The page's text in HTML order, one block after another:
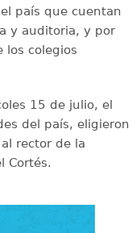
país que cuentan
y auditoria, y por
los colegios
15 de julio, el
del país, eligieron
rector de la
Cortés.